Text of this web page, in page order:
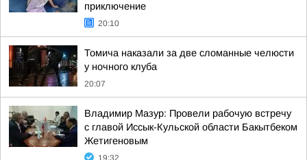
приключение
20:10
Томича наказали за две сломанные челюсти
у ночного клуба
20:07
Владимир Мазур: Провели рабочую встречу
с главой Иссык-Кульской области Бакытбеком
Жетигеновым
19:32